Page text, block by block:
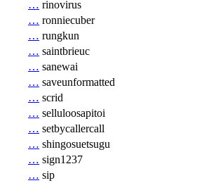
… rinovirus
… ronniecuber
… rungkun
… saintbrieuc
… sanewai
… saveunformatted
… scrid
… selluloosapitoi
… setbycallercall
… shingosuetsugu
… sign1237
… sip